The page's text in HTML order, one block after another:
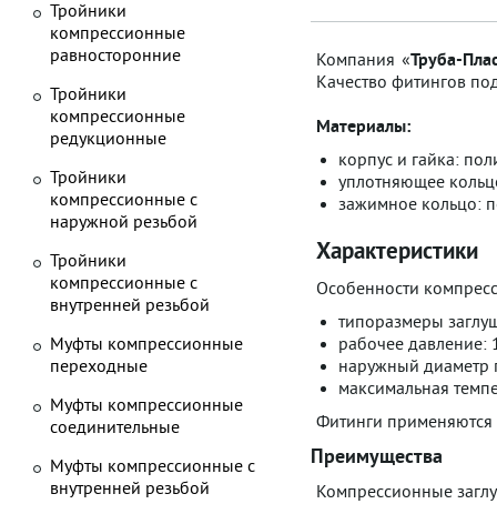
Компания «Труба-
Качество фитингов
Материалы:
корпус и гайка:
уплотняющее
зажимное кольцо:
Характеристики
Особенности
типоразмеры
рабочее
наружный диаметр
максимальная
Фитинги применяются
Преимущества
Компрессионные
Тройники
компрессионные
равносторонние
Тройники
компрессионные
редукционные
Тройники
компрессионные с
наружной резьбой
Тройники
компрессионные с
внутренней резьбой
Муфты компрессионные
переходные
Муфты компрессионные
соединительные
Муфты компрессионные с
внутренней резьбой